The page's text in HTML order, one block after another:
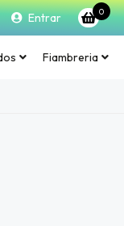
Entrar 0
Fiambreria